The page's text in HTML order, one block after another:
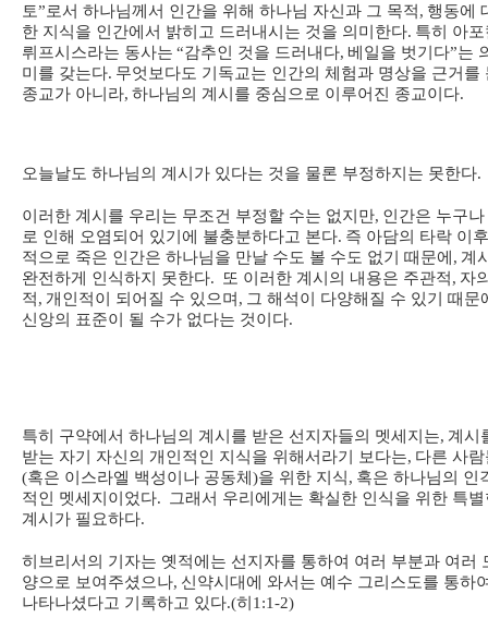
토”로서 하나님께서 인간을 위해 하나님 자신과 그 목적, 행동에
한 지식을 인간에서 밝히고 드러내시는 것을 의미한다. 특히 아포
뤼프시스라는 동사는 “감추인 것을 드러내다, 베일을 벗기다”는
미를 갖는다. 무엇보다도 기독교는 인간의 체험과 명상을 근거를
종교가 아니라, 하나님의 계시를 중심으로 이루어진 종교이다.
오늘날도 하나님의 계시가 있다는 것을 물론 부정하지는 못한다.
이러한 계시를 우리는 무조건 부정할 수는 없지만, 인간은 누구나
로 인해 오염되어 있기에 불충분하다고 본다. 즉 아담의 타락 이
적으로 죽은 인간은 하나님을 만날 수도 볼 수도 없기 때문에 , 계
완전하게 인식하지 못한다. 또 이러한 계시의 내용은 주관적, 자
적, 개인적이 되어질 수 있으며 , 그 해석이 다양해질 수 있기 때문
신앙의 표준이 될 수가 없다는 것이다.
특히 구약에서 하나님의 계시를 받은 선지자들의 멧세지는, 계시
받는 자기 자신의 개인적인 지식을 위해서라기 보다는, 다른 사람
(혹은 이스라엘 백성이나 공동체 )을 위한 지식, 혹은 하나님의 인
적인 멧세지이었다.
그래서 우리에게는 확실한 인식을 위한 특별
계시가 필요하다.
히브리서의 기자는 옛적에는 선지자를 통하여 여러 부분과 여러
양으로 보여주셨으나, 신약시대에 와서는 예수 그리스도를 통하
나타나셨다고 기록하고 있다.(히 1:1-2)